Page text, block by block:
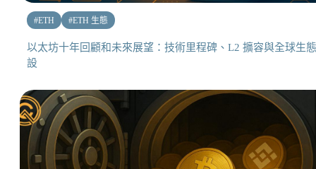
#ETH #ETH 生態
以太坊十年回顧和未來展望：技術里程碑、L2 擴容與全球生
設